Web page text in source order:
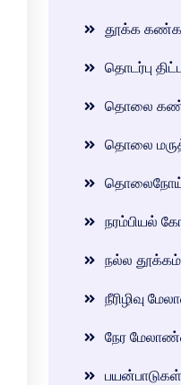
தூக்க
தொடர்பு
தொலை
தொலை
நரம்பியல்
நல்ல தூக்கம்
நீரிழிவு
நேர
பயன்பாடுகள்